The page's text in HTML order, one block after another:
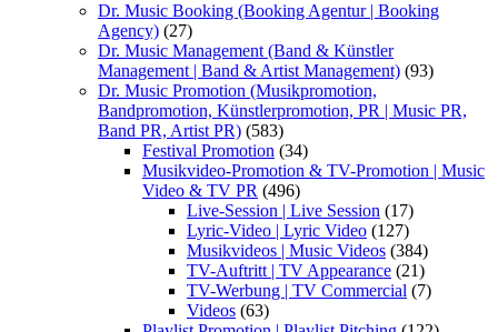
Dr. Music Booking (Booking Agentur | Booking
Agency) (27)
Dr. Music Management (Band & Künstler
Management | Band & Artist Management) (93)
Dr. Music Promotion (Musikpromotion,
Bandpromotion, Künstlerpromotion, PR | Music PR,
Band PR, Artist PR) (583)
Festival Promotion (34)
Musikvideo-Promotion & TV-Promotion | Music
Video & TV PR (496)
Live-Session | Live Session (17)
Lyric-Video | Lyric Video (127)
Musikvideos | Music Videos (384)
TV-Auftritt | TV Appearance (21)
TV-Werbung | TV Commercial (7)
Videos (63)